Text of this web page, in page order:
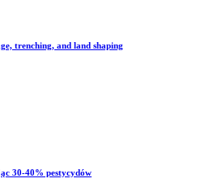
trenching, and land shaping
30-40% pestycydów